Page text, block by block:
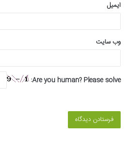
ایمیل
وب‌ سایت
Are you human? Please solve: